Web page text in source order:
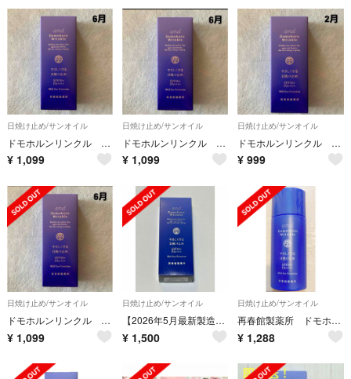
日焼け止め/サンオイル
ドモホルンリンクル 日焼け止め
¥ 1,099
日焼け止め/サンオイル
ドモホルンリンクル 日焼け止め
¥ 1,099
日焼け止め/サンオイル
ドモホルンリンクル 日焼け止め
¥ 999
日焼け止め/サンオイル
ドモホルンリンクル 日焼け止め
¥ 1,099
日焼け止め/サンオイル
【2026年5月最新製造✨】新品 ドモホルンリンクル やさしく守る日焼け止め
¥ 1,500
日焼け止め/サンオイル
再春館製薬所 ドモホルンリンクル 日焼け止め 全身用 SPF50+ PA++++
¥ 1,288